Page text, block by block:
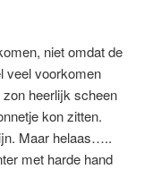
niet omdat de
veel voorkomen
heerlijk scheen
kon zitten.
Maar helaas…..
met harde hand